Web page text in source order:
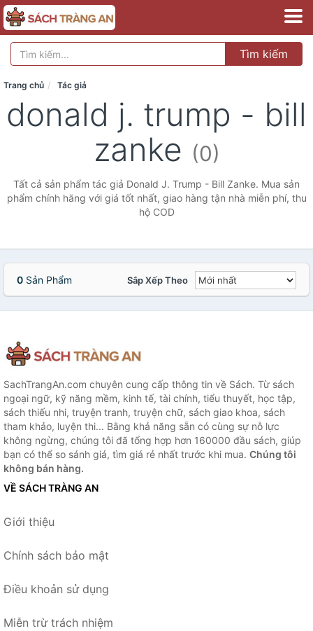
Tìm kiếm
Trang chủ Tác giả
donald j. trump - bill
zanke (0)
Tất cả sản phẩm tác giả Donald J. Trump - Bill Zanke. Mua sản
phẩm chính hãng với giá tốt nhất, giao hàng tận nhà miễn phí, thu
hộ COD
0 Sản Phẩm Sắp Xếp Theo
SachTrangAn.com chuyên cung cấp thông tin về Sách. Từ sách
ngoại ngữ, kỹ năng mềm, kinh tế, tài chính, tiểu thuyết, học tập,
sách thiếu nhi, truyện tranh, truyện chữ, sách giao khoa, sách
tham khảo, luyện thi... Bằng khả năng sẵn có cùng sự nỗ lực
không ngừng, chúng tôi đã tổng hợp hơn 160000 đầu sách, giúp
bạn có thể so sánh giá, tìm giá rẻ nhất trước khi mua. Chúng tôi
không bán hàng.
VỀ SÁCH TRÀNG AN
Giới thiệu
Chính sách bảo mật
Điều khoản sử dụng
Miễn trừ trách nhiệm